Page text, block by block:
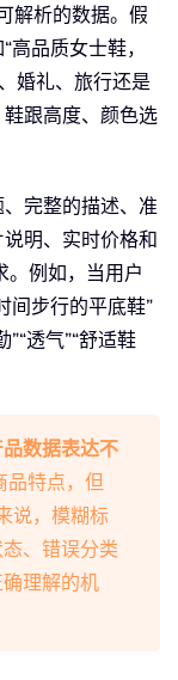
解析的数据。假
品质女士鞋，
婚礼、旅行还是
跟高度、颜色选
完整的描述、准
明、实时价格和
。例如，当用户
间步行的平底鞋”
透气”“舒适鞋
数据表达不
品特点，但
说，模糊标
、错误分类
理解的机